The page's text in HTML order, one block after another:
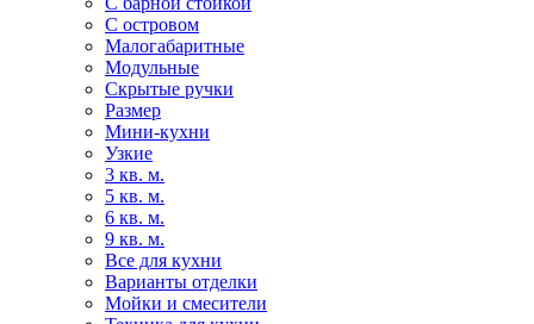
С островом
Малогабаритные
Модульные
Скрытые ручки
Размер
Мини-кухни
Узкие
3 кв. м.
5 кв. м.
6 кв. м.
9 кв. м.
Все для кухни
Варианты отделки
Мойки и смесители